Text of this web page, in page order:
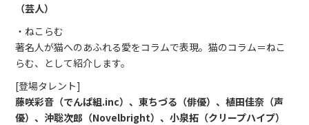
（芸人）
・ねこらむ
著名人が猫へのあふれる愛をコラムで表現。猫のコラム＝ねこ
らむ、として紹介します。
[登場タレント]
藤咲彩音（でんぱ組.inc）、東ちづる（俳優）、植田佳奈（声
優）、沖聡次郎（Novelbright）、小泉拓（クリープハイプ）